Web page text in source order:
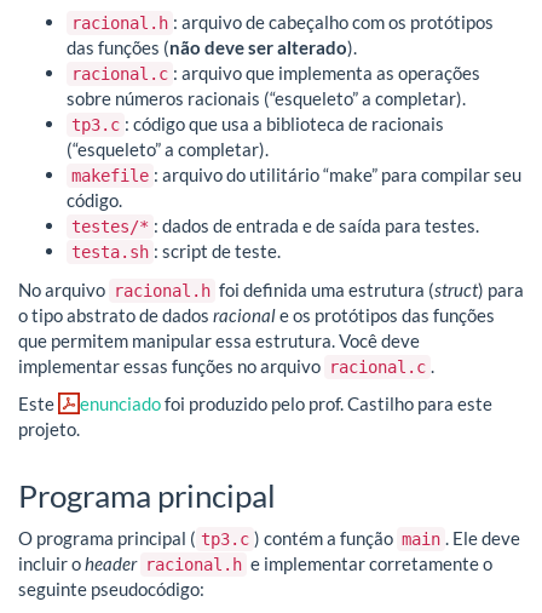
racional.h : arquivo de cabeçalho com os protótipos
das funções (não deve ser alterado).
racional.c : arquivo que implementa as operações
sobre números racionais (“esqueleto” a completar).
tp3.c : código que usa a biblioteca de racionais
(“esqueleto” a completar).
makefile : arquivo do utilitário “make” para compilar seu
código.
testes/* : dados de entrada e de saída para testes.
testa.sh : script de teste.
No arquivo racional.h foi definida uma estrutura (struct) para
o tipo abstrato de dados racionale os protótipos das funções
que permitem manipular essa estrutura. Você deve
implementar essas funções no arquivo racional.c .
Este
enunciadofoi produzido pelo prof. Castilho para este
projeto.
Programa principal
O programa principal ( tp3.c ) contém a função main . Ele deve
incluir oheader racional.h e implementar corretamente o
seguinte pseudocódigo: